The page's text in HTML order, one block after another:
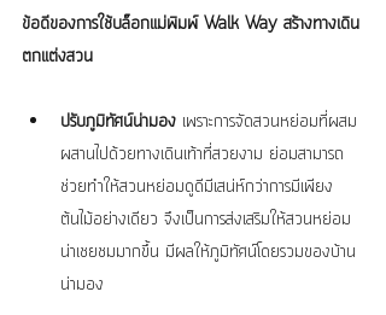
ข้อดีของการใช้บล็อกแม่พิมพ์ Walk Way สร้างทางเดิน
ตกแต่งสวน
ปรับภูมิทัศน์น่ามอง เพราะการจัดสวนหย่อมที่ผสม
ผสานไปด้วยทางเดินเท้าที่สวยงาม ย่อมสามารถ
ช่วยทำให้สวนหย่อมดูดีมีเสน่ห์กว่าการมีเพียง
ต้นไม้อย่างเดียว จึงเป็นการส่งเสริมให้สวนหย่อม
น่าเชยชมมากขึ้น มีผลให้ภูมิทัศน์โดยรวมของบ้าน
น่ามอง ​